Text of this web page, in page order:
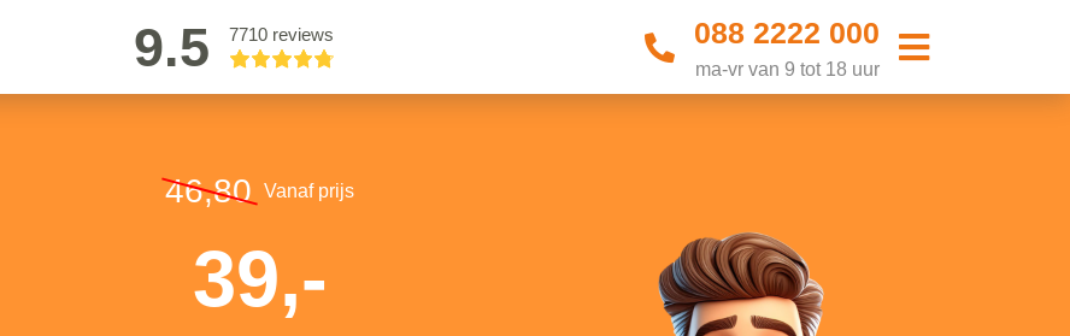
9.5 7710 reviews 088 2222 000
ma-vr van 9 tot 18 uur
46,80 Vanaf prijs
39,-